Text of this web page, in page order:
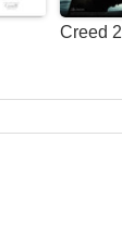
Creed 2